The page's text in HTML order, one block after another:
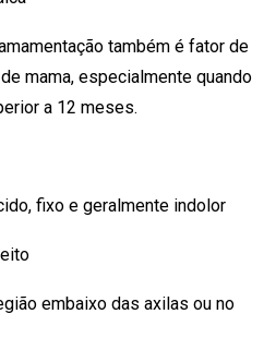
também é fator de
mama, especialmente quando
a 12 meses.
fixo e geralmente indolor
embaixo das axilas ou no